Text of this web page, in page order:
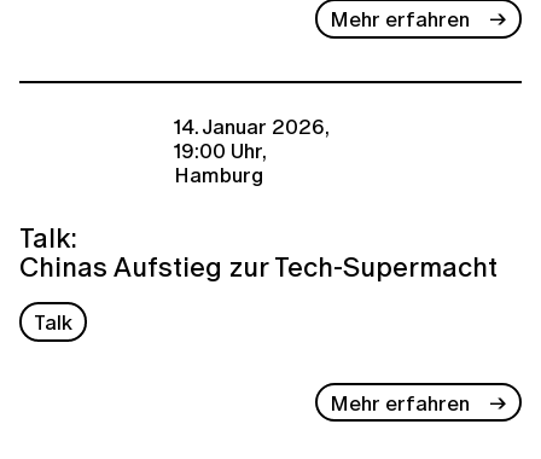
Mehr erfahren
14. Januar 2026,
19:00 Uhr,
Hamburg
Talk:
Chinas Aufstieg zur Tech-Supermacht
Talk
Mehr erfahren